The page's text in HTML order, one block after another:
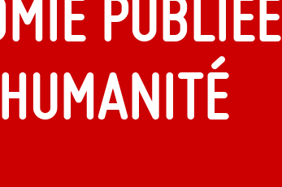
publiée